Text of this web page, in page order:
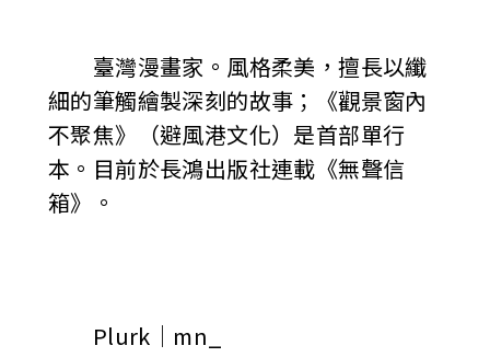
臺灣漫畫家。風格柔美，擅長以纖
細的筆觸繪製深刻的故事；《觀景窗內
不聚焦》（避風港文化）是首部單行
本。目前於長鴻出版社連載《無聲信
箱》。
Plurk｜mn_